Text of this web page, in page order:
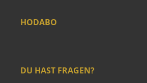
HODABO
DU HAST FRAGEN?